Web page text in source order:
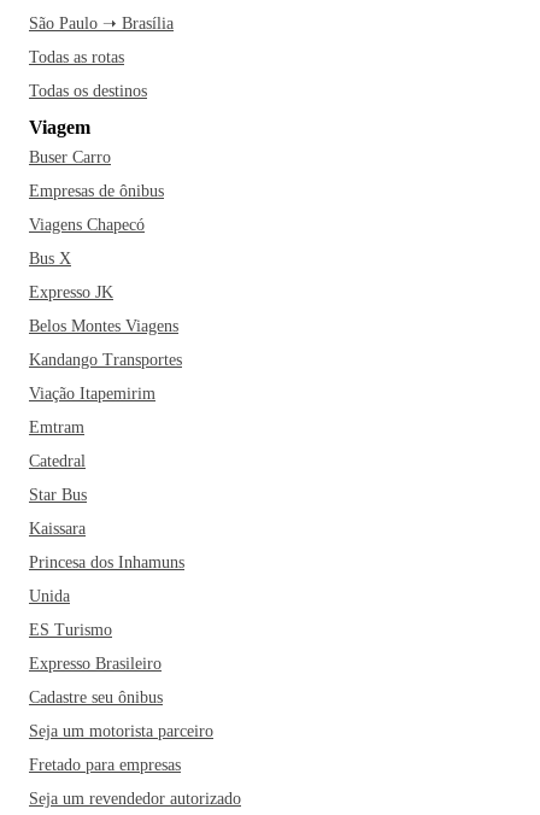
São Paulo ➝ Brasília
Todas as rotas
Todas os destinos
Viagem
Buser Carro
Empresas de ônibus
Viagens Chapecó
Bus X
Expresso JK
Belos Montes Viagens
Kandango Transportes
Viação Itapemirim
Emtram
Catedral
Star Bus
Kaissara
Princesa dos Inhamuns
Unida
ES Turismo
Expresso Brasileiro
Cadastre seu ônibus
Seja um motorista parceiro
Fretado para empresas
Seja um revendedor autorizado